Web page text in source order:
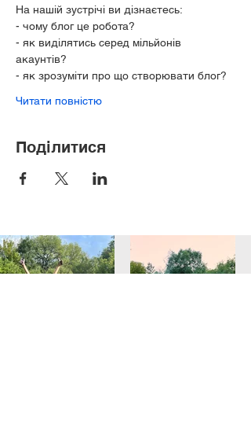
На нашій зустрічі ви дізнаєтесь:
- чому блог це робота?
- як виділятись серед мільйонів
акаунтів?
- як зрозуміти про що створювати блог?
Читати повністю
Поділитися